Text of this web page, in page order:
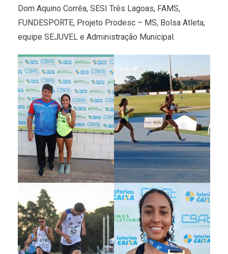
Dom Aquino Corrêa, SESI Três Lagoas, FAMS,
FUNDESPORTE, Projeto Prodesc – MS, Bolsa Atleta,
equipe SEJUVEL e Administração Municipal.